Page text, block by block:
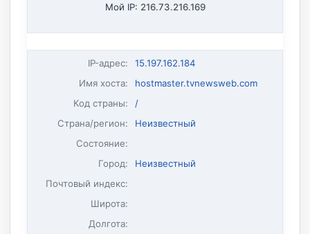
Мой IP: 216.73.216.169
IP-адрес:
15.197.162.184
Имя хоста:
hostmaster.tvnewsweb.com
Код страны:
/
Страна/регион:
Неизвестный
Состояние:
Город:
Неизвестный
Почтовый индекс:
Широта:
Долгота: